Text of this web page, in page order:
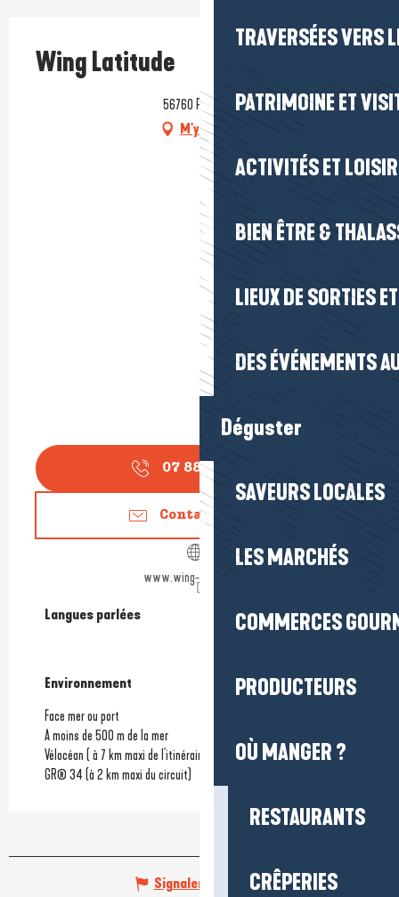
TRAVERSÉES VERS
PATRIMOINE ET
ACTIVITÉS ET
BIEN ÊTRE &
LIEUX DE SORTIES
DES ÉVÉNEMENTS
Déguster
SAVEURS LOCALES
LES MARCHÉS
COMMERCES
PRODUCTEURS
OÙ MANGER ?
RESTAURANTS
CRÊPERIES
Wing Latitude
56760 Pénestin
M'y rendre
07 88 83 38
Contactez-nous
www.wing-latitude.com
Langues parlées
Langues parlées
Environnement
Environnement
Face mer ou port
A moins de 500 m de la mer
Vélocéan ( à 7 km maxi de l'itinéraire)
GR® 34 (à 2 km maxi du circuit)
Signaler une erreur